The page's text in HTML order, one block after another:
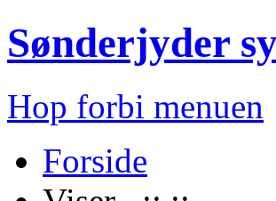
Sønderjyder
Hop forbi menuen
Forside